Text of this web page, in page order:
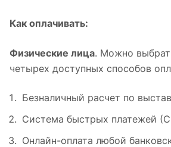
Как оплачивать:
Физические лица. Можно
четырех доступных способов
Безналичный расчет по
Система быстрых платежей
Онлайн-оплата любой